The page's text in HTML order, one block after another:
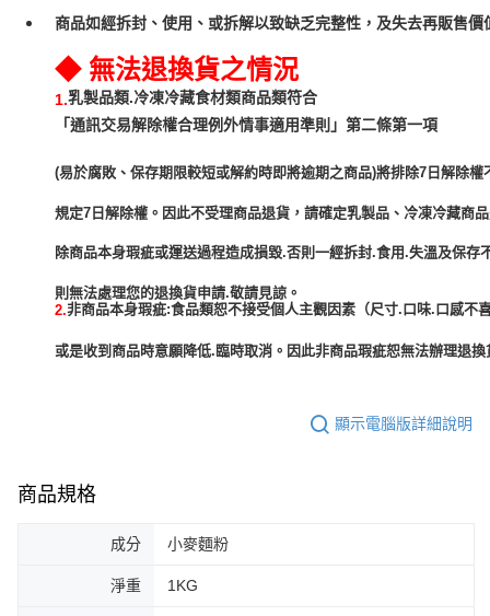
商品如經拆封、使用、或拆解以致缺乏完整性，及失去再販售
◆ 無法退換貨之情況
1.乳製品類.冷凍冷藏食材類商品類符合
「通訊交易解除權合理例外情事適用準則」第二條第一項
(易於腐敗、保存期限較短或解約時即將逾期之商品)將排除7日解除權
規定7日解除權。因此不受理商品退貨，請確定乳製品、冷凍冷藏商
除商品本身瑕疵或運送過程造成損毀.否則一經拆封.食用.失溫及保存
2.非商品本身瑕疵:食品類恕不接受個人主觀因素（尺寸.口味.口感不
或是收到商品時意願降低.臨時取消。因此非商品瑕疵恕無法辦理退
顯示電腦版詳細說明
商品規格
成分 小麥麵粉
淨重 1KG